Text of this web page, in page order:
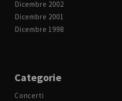
Dicembre 2002
Dicembre 2001
Dicembre 1998
Categorie
Concerti